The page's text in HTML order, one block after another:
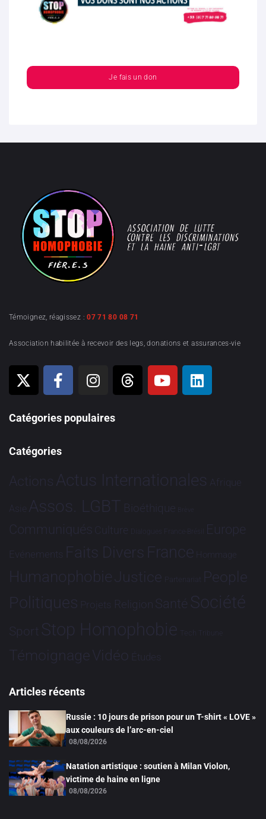
Je fais un don
Témoignez, réagissez :07 71 80 08 71
Association habilitée à recevoir des legs, donations et assurances-vie
Catégories populaires
Catégories
Actions Actus Internationales Afrique
Asie Assos. LGBT Bioéthique Brève
Communiqués Culture Dialogues France-Brésil Europe
Evénements Faits Divers France Hommage
HumanophobieJustice Partenariat People
Politiques Projets Religion Santé Société
Sport Stop Homophobie Tech Tribune
TémoignageVidéo Études
Articles récents
Russie : 10 jours de prison pour un T-shirt « LOVE »
aux couleurs de l’arc-en-ciel
08/08/2026
Natation artistique : soutien à Milan Violon,
victime de haine en ligne
08/08/2026